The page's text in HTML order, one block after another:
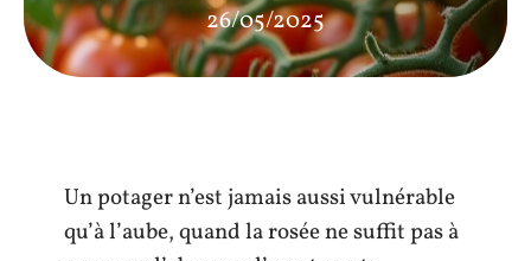
26/05/2025
Un potager n’est jamais aussi vulnérable
qu’à l’aube, quand la rosée ne suffit pas à